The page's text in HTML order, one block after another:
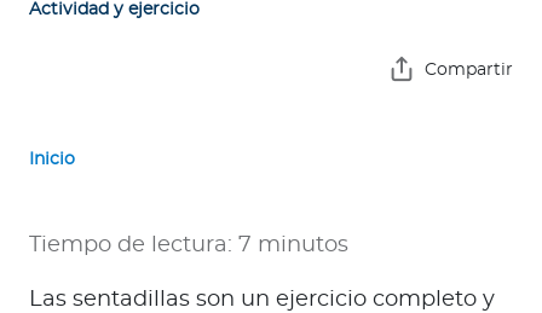
Actividad y ejercicio
Compartir
Inicio
Tiempo de lectura: 7 minutos
Las sentadillas son un ejercicio completo y